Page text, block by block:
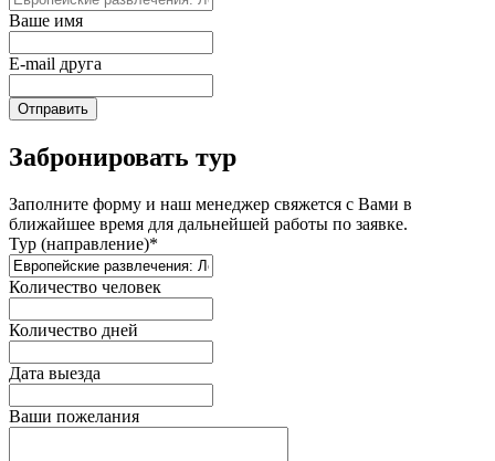
Ваше имя
E-mail друга
Отправить
Забронировать тур
Заполните форму и наш менеджер свяжется с Вами в
ближайшее время для дальнейшей работы по заявке.
Тур (направление)*
Количество человек
Количество дней
Дата выезда
Ваши пожелания